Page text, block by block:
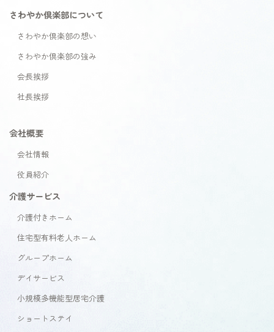
さわやか倶楽部について
さわやか倶楽部の想い
さわやか倶楽部の強み
会長挨拶
社長挨拶
会社概要
会社情報
役員紹介
介護サービス
介護付きホーム
住宅型有料老人ホーム
グループホーム
デイサービス
小規模多機能型居宅介護
ショートステイ